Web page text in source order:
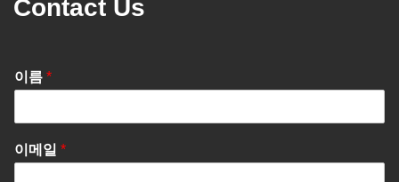
Contact Us
이름 *
이메일 *